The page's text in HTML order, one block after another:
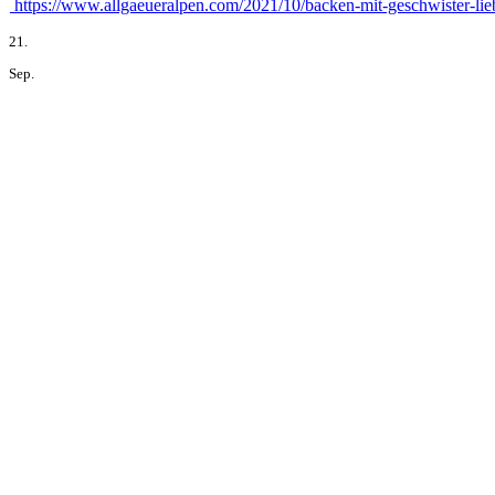
https://www.allgaeueralpen.com/2021/10/backen-mit-geschwister-
21.
Sep.